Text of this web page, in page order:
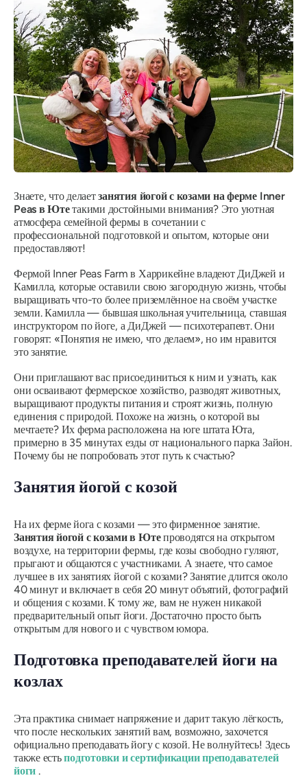
Знаете, что делаетзанятия йогой с козами на ферме Inner
Peas в Ютетакими достойными внимания? Это уютная
атмосфера семейной фермы в сочетании с
профессиональной подготовкой и опытом, которые они
предоставляют!
Фермой Inner Peas Farm в Харрикейне владеют ДиДжей и
Камилла, которые оставили свою загородную жизнь, чтобы
выращивать что-то более приземлённое на своём участке
земли. Камилла — бывшая школьная учительница, ставшая
инструктором по йоге, а ДиДжей — психотерапевт. Они
говорят: «Понятия не имею, что делаем», но им нравится
это занятие.
Они приглашают вас присоединиться к ним и узнать, как
они осваивают фермерское хозяйство, разводят животных,
выращивают продукты питания и строят жизнь, полную
единения с природой. Похоже на жизнь, о которой вы
мечтаете? Их ферма расположена на юге штата Юта,
примерно в 35 минутах езды от национального парка Зайон.
Почему бы не попробовать этот путь к счастью?
Занятия йогой с козой
На их ферме йога с козами — это фирменное занятие.
Занятия йогой с козами в Ютепроводятся на открытом
воздухе, на территории фермы, где козы свободно гуляют,
прыгают и общаются с участниками. А знаете, что самое
лучшее в их занятиях йогой с козами? Занятие длится около
40 минут и включает в себя 20 минут объятий, фотографий
и общения с козами. К тому же, вам не нужен никакой
предварительный опыт йоги. Достаточно просто быть
открытым для нового и с чувством юмора.
Подготовка преподавателей йоги на
козлах
Эта практика снимает напряжение и дарит такую ​​лёгкость,
что после нескольких занятий вам, возможно, захочется
официально преподавать йогу с козой. Не волнуйтесь! Здесь
также естьподготовки и сертификации преподавателей
йоги .